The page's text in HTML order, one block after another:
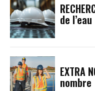
de l’eau
EXTRA
nombre